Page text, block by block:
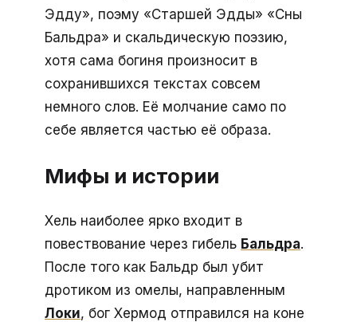
Эдду», поэму «Старшей Эдды» «Сны
Бальдра» и скальдическую поэзию,
хотя сама богиня произносит в
сохранившихся текстах совсем
немного слов. Её молчание само по
себе является частью её образа.
Мифы и истории
Хель наиболее ярко входит в
повествование через гибель Бальдра.
После того как Бальдр был убит
дротиком из омелы, направленным
Локи, бог Хермод отправился на коне